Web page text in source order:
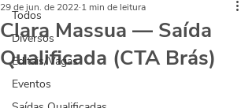
Todos
Diversos
Editais/Vagas
Eventos
Clara Massua — Saída
Qualificada (CTA Brás)
29 de jun. de 2022 1 min de leitura